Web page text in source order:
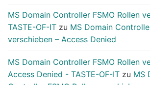
MS Domain Controller FSMO Rollen
TASTE-OF-IT zu MS Domain
verschieben – Access Denied
MS Domain Controller FSMO Rollen
Access Denied - TASTE-OF-IT zu MS